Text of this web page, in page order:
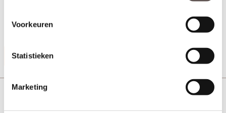
Voorkeuren
Statistieken
Marketing
+ Veilig SKG*** deurbeslag met PC maat 72
+ 4 AXA veiligheidsscharnieren met dievenpen
Skantrae Hang en sluitwerkpakket HSP 1002